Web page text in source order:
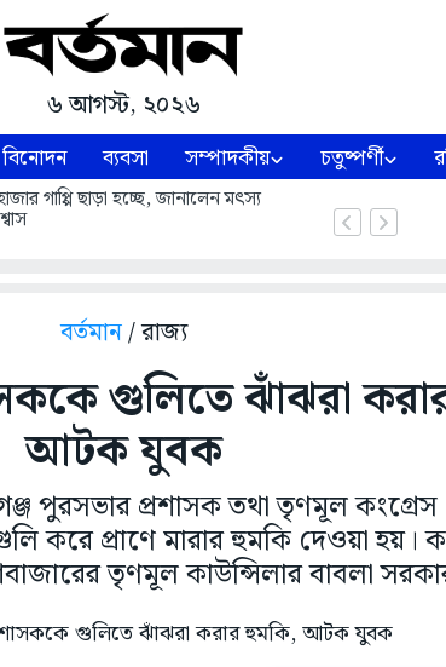
৬ আগস্ট, ২০২৬
বিনোদন ব্যবসা সম্পাদকীয় চতুষ্পর্ণী
গাপ্পি ছাড়া হচ্ছে, জানালেন মৎস্য
বর্তমান/ রাজ্য
গুলিতে ঝাঁঝরা
আটক যুবক
পুরসভার প্রশাসক তথা তৃণমূল কংগ্রেস
করে প্রাণে মারার হুমকি দেওয়া
তৃণমূল কাউন্সিলার বাবলা